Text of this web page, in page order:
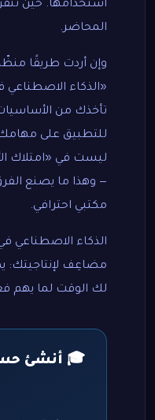
استخدامها. حين
المحاضر.
وإن أردت طريقًا
«الذكاء
تأخذك من
للتطبيق على مهامك
ليست في «امتلاك
— وهذا ما يصنع
مكتبي احترافي.
الذكاء الاصطناعي
مضاعِف لإنتاجيتك:
لك الوقت لما يهم
🎓 أنشئ